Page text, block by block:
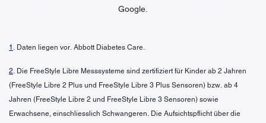
Google.
1 . Daten liegen vor. Abbott Diabetes Care.
2. Die FreeStyle Libre Messsysteme sind zertifiziert für Kinder ab 2 Jahren
(FreeStyle Libre 2 Plus und FreeStyle Libre 3 Plus Sensoren) bzw. ab 4
Jahren (FreeStyle Libre 2 und FreeStyle Libre 3 Sensoren) sowie
Erwachsene, einschliesslich Schwangeren. Die Aufsichtspflicht über die